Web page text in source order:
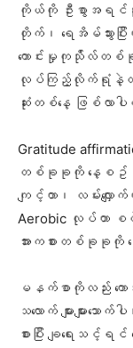
ကိုယ်ကို ဦးစွာအရင်
တိုက်၊ ရေအိမ်သွားပ
ကောင်းမှုကုသ်ိုလ်တစ်
လုပ်ကြည့်လိုက်ရုံနဲ့
ဆုံးတစ်နေ့ ဖြစ်လာ
Gratitude
တစ်ခုခုကို နေ့စဥ်
ကျင့်တာ၊ လမ်းလျှော
Aerobic လုပ်တာ
အားကစားတစ်ခုခု
မနက်စာကိုလည်း ကောင်
သလောက် များမျ
စားပြီး ချရေးသင့်